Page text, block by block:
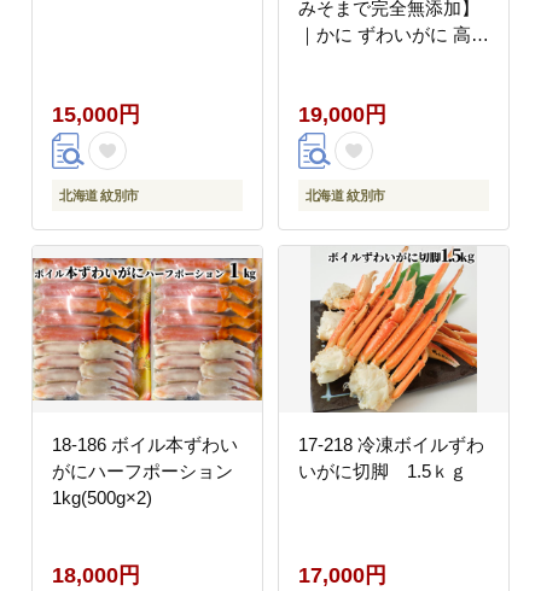
15,000円
北海道 紋別市
みそまで完全無添加】
｜かに ずわいがに 高品
19,000円
北海道 紋別市
18-186 ボイル本ずわい
がにハーフポーション
1kg(500g×2)
18,000円
17-218 冷凍ボイルずわ
いがに切脚 1.5ｋｇ
17,000円